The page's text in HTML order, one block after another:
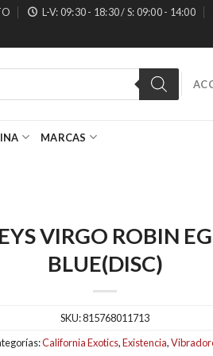
L-V: 09:30 - 18:30 / S: 09:00 - 14:00
MARCAS
VIRGO ROBIN
BLUE(DISC)
SKU:815768011713
California Exotics,Existencia,